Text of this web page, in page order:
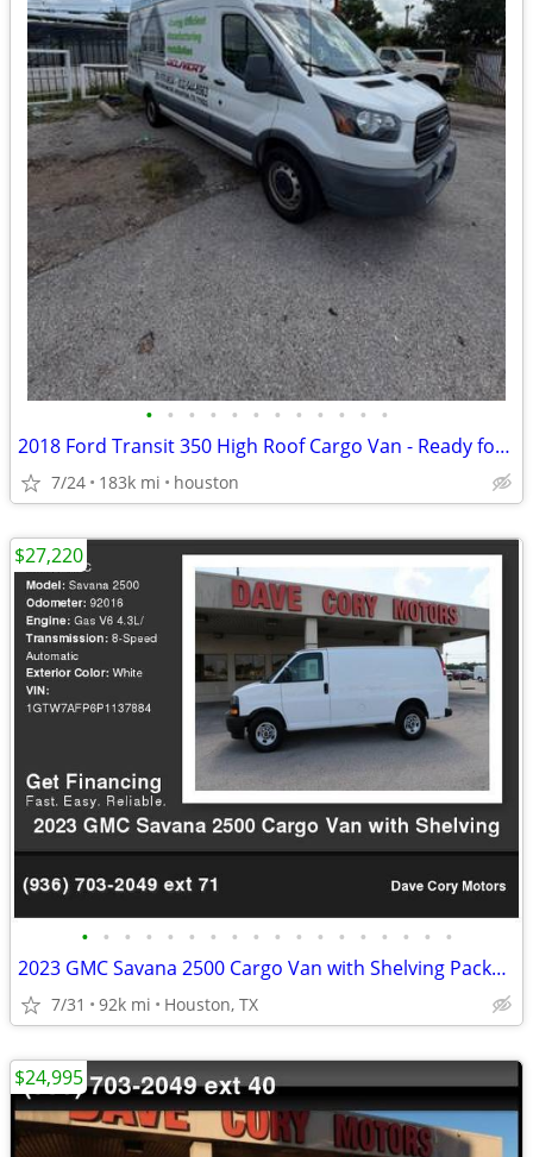
• • • • • • • • • • • •
2018 Ford Transit 350 High Roof Cargo Van - Ready for Work
7/24 183k mi houston
• • • • • • • • • • • • • • • • • •
2023 GMC Savana 2500 Cargo Van with Shelving Package
7/31 92k mi Houston, TX
$27,220
$24,995